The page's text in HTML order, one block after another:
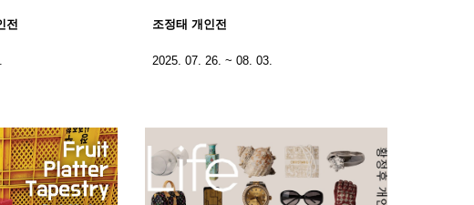
전 조정태 개인전
2025. 07. 26. ~ 08. 03.